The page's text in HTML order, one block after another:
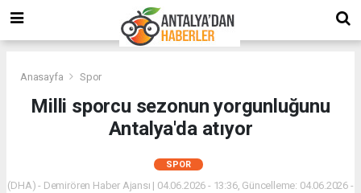
Anasayfa Spor
Milli sporcu sezonun yorgunluğunu
Antalya'da atıyor
SPOR
(DHA) - Demirören Haber Ajansı | 04.06.2026 - 13:36, Güncelleme: 04.06.2026 -